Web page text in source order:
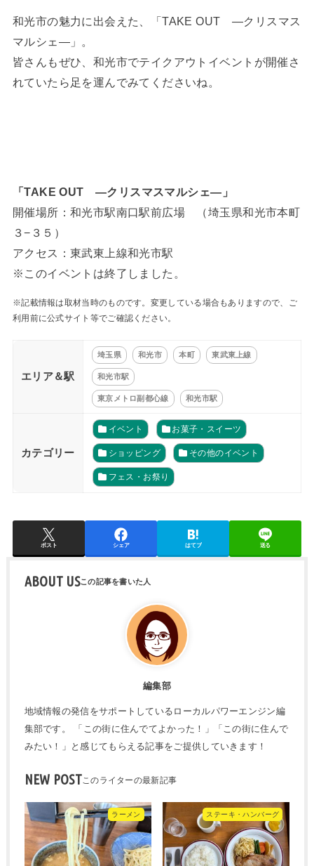
和光市の魅力に出会えた、「TAKE OUT ―クリスマス
マルシェ―」。
皆さんもぜひ、和光市でテイクアウトイベントが開催さ
れていたら足を運んでみてくださいね。
「TAKE OUT ―クリスマスマルシェ―」
開催場所：和光市駅南口駅前広場 （埼玉県和光市本町
３−３５）
アクセス：東武東上線和光市駅
※このイベントは終了しました。
※記載情報は取材当時のものです。変更している場合もありますので、ご
利用前に公式サイト等でご確認ください。
エリア＆駅
埼玉県 和光市 本町 東武東上線
和光市駅
東京メトロ副都心線 和光市駅
カテゴリー
イベント お菓子・スイーツ
ショッピング その他のイベント
フェス・お祭り
ポスト シェア はてブ 送る
ABOUT US
編集部
地域情報の発信をサポートしているローカルパワーエンジン編
集部です。 「この街に住んでてよかった！」「この街に住んで
みたい！」と感じてもらえる記事をご提供していきます！
NEW POST
ラーメン ステーキ・ハンバーグ